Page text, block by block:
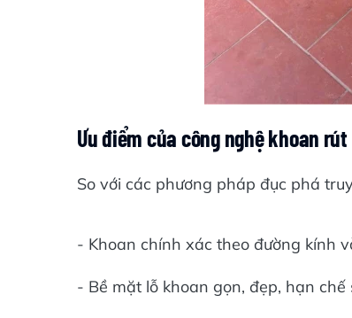
Ưu điểm của công nghệ khoan
So với các phương pháp đục phá
- Khoan chính xác theo đường kính
- Bề mặt lỗ khoan gọn, đẹp, hạn chế